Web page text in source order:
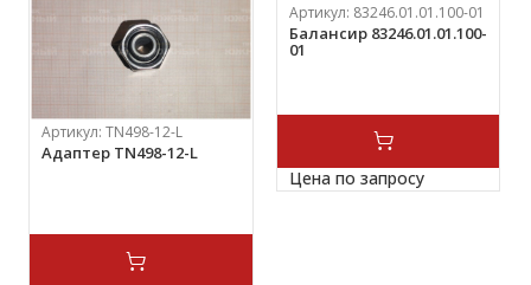
Артикул:TN498-12-L
Адаптер TN498-12-L
Артикул: 83246.01.01.100-01
Балансир 83246.01.01.100-
01
Цена по запросу